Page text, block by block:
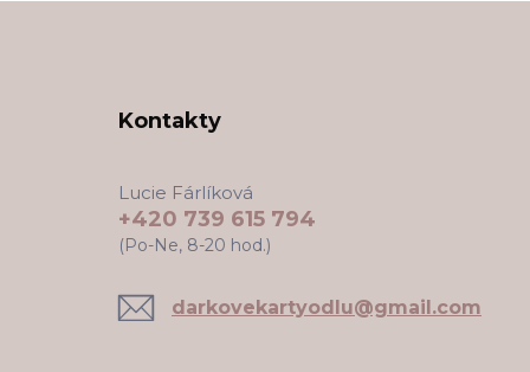
Kontakty
Lucie Fárlíková
+420 739 615 794
(Po-Ne, 8-20 hod.)
darkovekartyodlu@gmail.com